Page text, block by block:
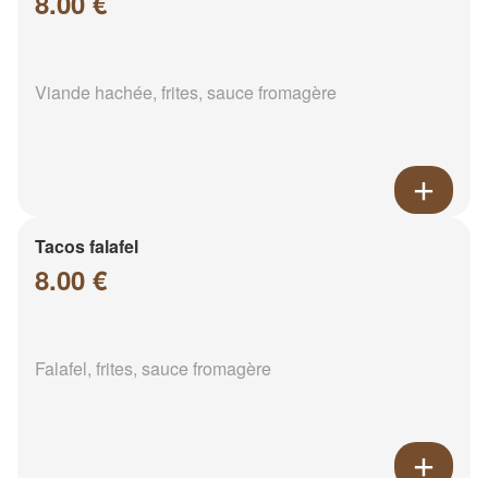
Viande hachée, frites, sauce fromagère
Tacos falafel
8.00 €
Falafel, frites, sauce fromagère